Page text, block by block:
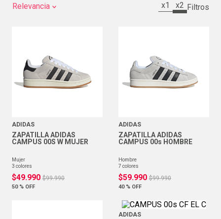
Relevancia x1 x2
ADIDAS
ZAPATILLA ADIDAS
CAMPUS 00S W MUJER
mujer
3 colores
$49.990 $99.990
50 % OFF
ADIDAS
ZAPATILLA ADIDAS
CAMPUS 00s HOMBRE
hombre
7 colores
$59.990 $99.990
40 % OFF
ADIDAS